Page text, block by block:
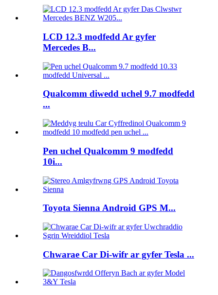
LCD 12.3 modfedd Ar gyfer
Mercedes B...
Qualcomm diwedd uchel 9.7 modfedd
...
Pen uchel Qualcomm 9 modfedd
10i...
Toyota Sienna Android GPS M...
Chwarae Car Di-wifr ar gyfer Tesla ...